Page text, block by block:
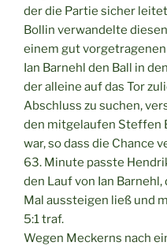
der die Partie sicher
Bollin verwandelte
einem gut
Ian Barnehl den Ball in
der alleine auf das Tor
Abschluss zu suchen,
den mitgelaufen Steffen
war, so dass die Chance
63. Minute passte
den Lauf von Ian
Mal aussteigen ließ und
5:1 traf.
Wegen Meckerns nach